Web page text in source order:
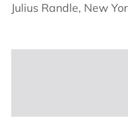
Julius Randle, New